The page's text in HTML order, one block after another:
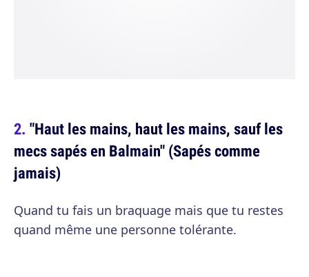
"Haut les mains, haut les mains, sauf les
mecs sapés en Balmain" (Sapés comme
jamais)
Quand tu fais un braquage mais que tu restes
quand même une personne tolérante.